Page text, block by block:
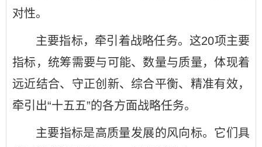
对性。
主要指标，牵引着战略任务。这20项主要
指标，统筹需要与可能、数量与质量，体现着
远近结合、守正创新、综合平衡、精准有效，
牵引出“十五五”的各方面战略任务。
主要指标是高质量发展的风向标。它们具